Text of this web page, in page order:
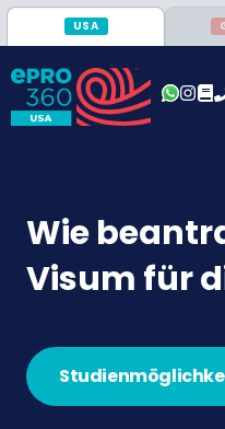
USA
Wie
Visum für